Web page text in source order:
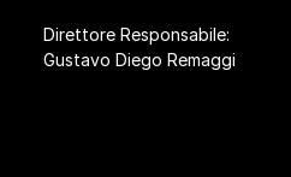
Direttore Responsabile:
Gustavo Diego Remaggi